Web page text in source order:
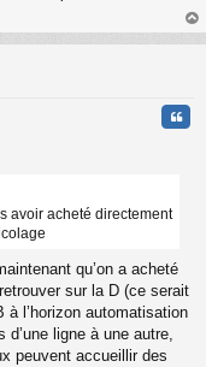
au
avoir acheté directement
qu’on a acheté
sur la D (ce serait
à l’horizon automatisation
d’une ligne à une autre,
peuvent accueillir des